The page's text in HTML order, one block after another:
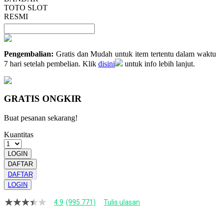
TOTO SLOT
RESMI
Pengembalian: Gratis dan Mudah untuk item tertentu dalam waktu
7 hari setelah pembelian. Klik disini untuk info lebih lanjut.
GRATIS ONGKIR
Buat pesanan sekarang!
Kuantitas
LOGIN
DAFTAR
DAFTAR
LOGIN
4.9
4.9 (995.771) Tulis ulasan